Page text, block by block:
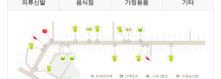
의류신발 음식점 가정용품 기타